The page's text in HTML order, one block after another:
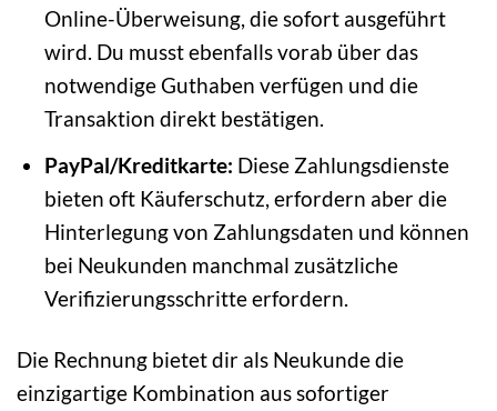
Online-Überweisung, die sofort ausgeführt
wird. Du musst ebenfalls vorab über das
notwendige Guthaben verfügen und die
Transaktion direkt bestätigen.
PayPal/Kreditkarte: Diese Zahlungsdienste
bieten oft Käuferschutz, erfordern aber die
Hinterlegung von Zahlungsdaten und können
bei Neukunden manchmal zusätzliche
Verifizierungsschritte erfordern.
Die Rechnung bietet dir als Neukunde die
einzigartige Kombination aus sofortiger